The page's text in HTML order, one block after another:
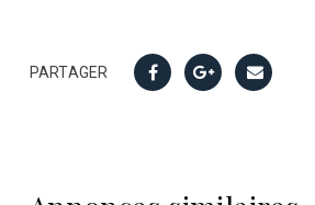
PARTAGER